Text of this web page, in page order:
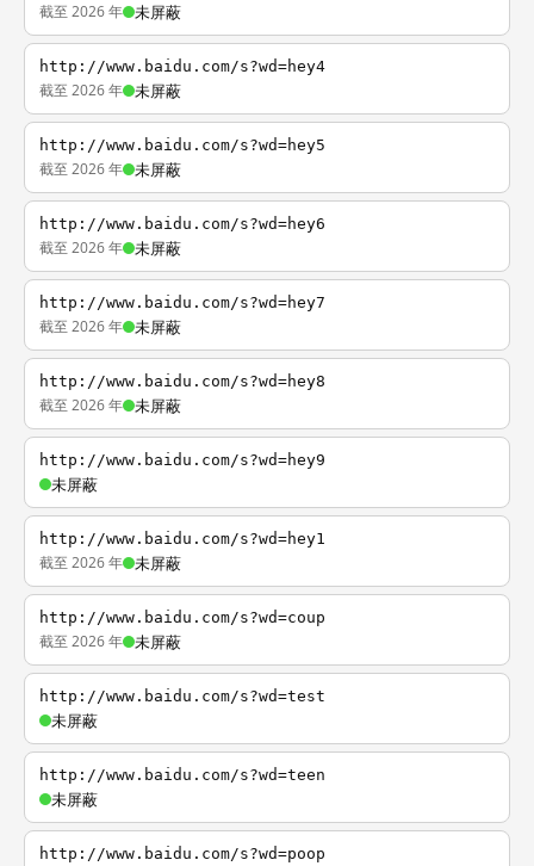
截至 2026 年 未屏蔽
http://www.baidu.com/s?wd=hey4
截至 2026 年 未屏蔽
http://www.baidu.com/s?wd=hey5
截至 2026 年 未屏蔽
http://www.baidu.com/s?wd=hey6
截至 2026 年 未屏蔽
http://www.baidu.com/s?wd=hey7
截至 2026 年 未屏蔽
http://www.baidu.com/s?wd=hey8
截至 2026 年 未屏蔽
http://www.baidu.com/s?wd=hey9
未屏蔽
http://www.baidu.com/s?wd=hey1
截至 2026 年 未屏蔽
http://www.baidu.com/s?wd=coup
截至 2026 年 未屏蔽
http://www.baidu.com/s?wd=test
未屏蔽
http://www.baidu.com/s?wd=teen
未屏蔽
http://www.baidu.com/s?wd=poop